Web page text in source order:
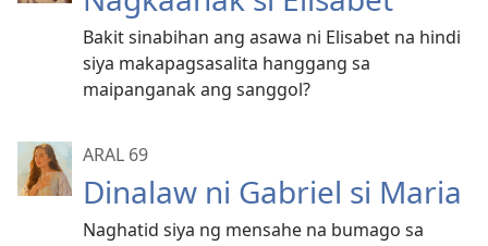
Bakit sinabihan ang asawa ni Elisabet na hindi
siya makapagsasalita hanggang sa
maipanganak ang sanggol?
ARAL 69
Dinalaw ni Gabriel si Maria
Naghatid siya ng mensahe na bumago sa